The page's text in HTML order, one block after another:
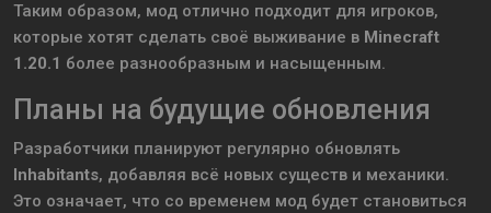
Таким образом, мод отлично подходит для игроков,
которые хотят сделать своё выживание в Minecraft
1.20.1 более разнообразным и насыщенным.
Планы на будущие обновления
Разработчики планируют регулярно обновлять
Inhabitants, добавляя всё новых существ и механики.
Это означает, что со временем мод будет становиться